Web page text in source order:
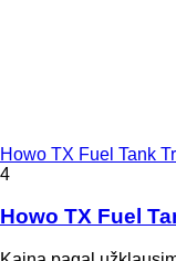
Howo TX Fuel Tank
4
Howo TX Fuel